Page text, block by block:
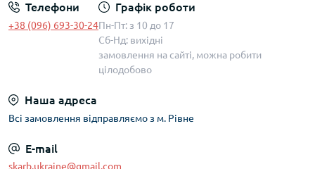
Телефони
+38 (096) 693-30-24
Графік роботи
Пн-Пт: з 10 до 17
Сб-Нд: вихідні
замовлення на сайті, можна робити
цілодобово
Наша адреса
Всі замовлення відправляємо з м. Рівне
E-mail
skarb.ukraine@gmail.com